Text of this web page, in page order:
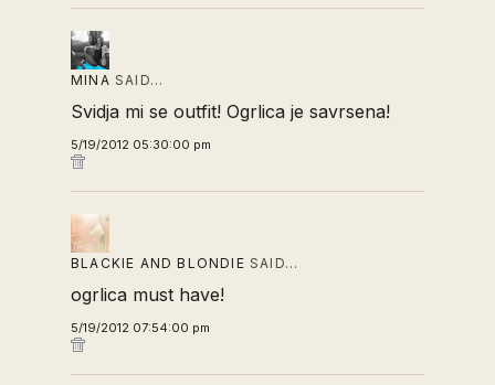
MINA SAID…
Svidja mi se outfit! Ogrlica je savrsena!
5/19/2012 05:30:00 pm
BLACKIE AND BLONDIE SAID…
ogrlica must have!
5/19/2012 07:54:00 pm